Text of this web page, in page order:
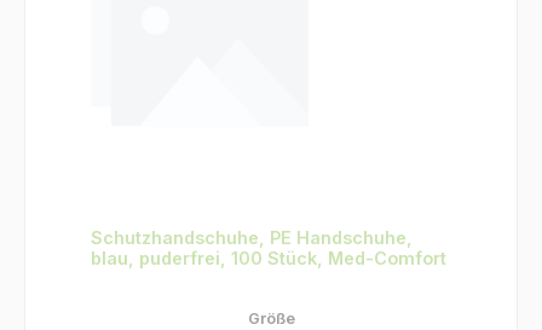
Schutzhandschuhe, PE Handschuhe,
blau, puderfrei, 100 Stück, Med-Comfort
Größeauswählen